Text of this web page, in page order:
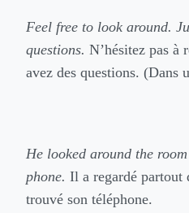
Feel free to look around.
questions. N’hésitez pas à
avez des questions. (Dans
He looked around the
phone. Il a regardé partout
trouvé son téléphone.